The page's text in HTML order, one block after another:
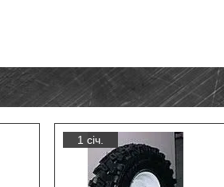
1 січ.